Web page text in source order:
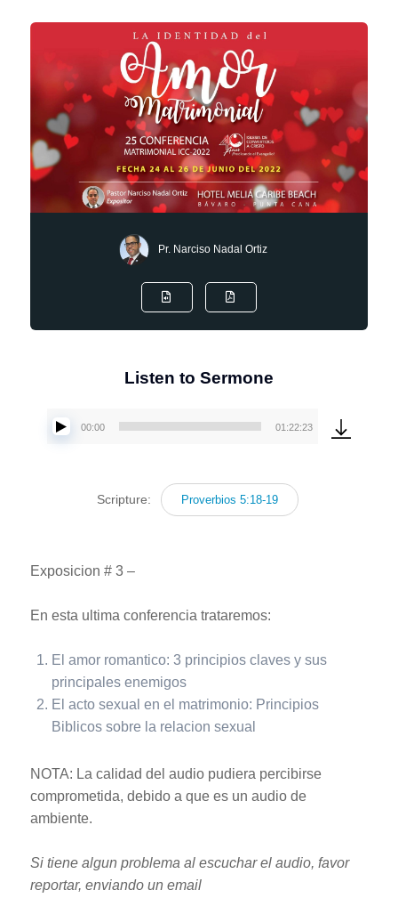
Pr. Narciso Nadal Ortiz
Listen to Sermone
Reproductor
audio
00:00 01:22:23
Scripture: Proverbios 5:18-19
Exposicion # 3 –
En esta ultima conferencia trataremos:
El amor romantico: 3 principios claves y sus
principales enemigos
El acto sexual en el matrimonio: Principios
Biblicos sobre la relacion sexual
NOTA: La calidad del audio pudiera percibirse
comprometida, debido a que es un audio de
ambiente.
Si tiene algun problema al escuchar el audio, favor
reportar, enviando un email